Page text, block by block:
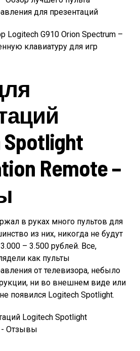
Logitech G910 Orion Spectrum –
клавиатуру для игр
Remote –
в руках много пультов для
из них, никогда не будут
– 3.500 рублей. Все,
как пульты
от телевизора, небыло
ни во внешнем виде или
появился Logitech Spotlight.